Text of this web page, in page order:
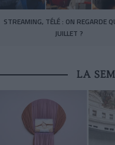
STREAMING, TÉLÉ : ON REGARDE
JUILLET ?
LA